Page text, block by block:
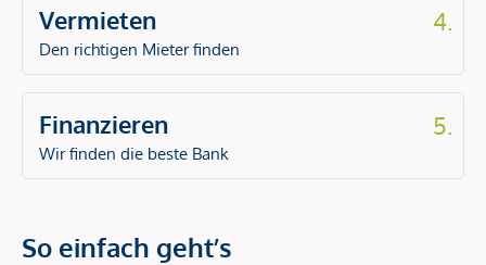
Vermieten
Den richtigen Mieter finden
4.
Finanzieren
Wir finden die beste Bank
5.
So einfach geht’s